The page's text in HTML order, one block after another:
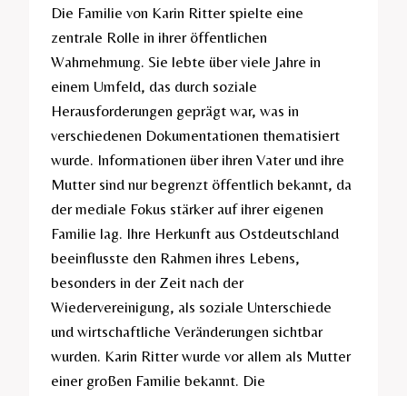
Die Familie von Karin Ritter spielte eine
zentrale Rolle in ihrer öffentlichen
Wahrnehmung. Sie lebte über viele Jahre in
einem Umfeld, das durch soziale
Herausforderungen geprägt war, was in
verschiedenen Dokumentationen thematisiert
wurde. Informationen über ihren Vater und ihre
Mutter sind nur begrenzt öffentlich bekannt, da
der mediale Fokus stärker auf ihrer eigenen
Familie lag. Ihre Herkunft aus Ostdeutschland
beeinflusste den Rahmen ihres Lebens,
besonders in der Zeit nach der
Wiedervereinigung, als soziale Unterschiede
und wirtschaftliche Veränderungen sichtbar
wurden. Karin Ritter wurde vor allem als Mutter
einer großen Familie bekannt. Die